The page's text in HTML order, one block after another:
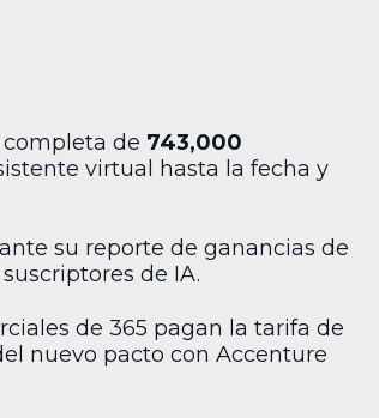
de 743,000
virtual hasta la fecha y
su reporte de ganancias de
de IA.
de 365 pagan la tarifa de
nuevo pacto con Accenture